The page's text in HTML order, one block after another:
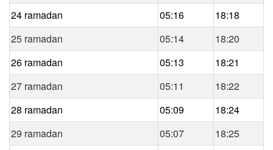
24 ramadan
05:16
18:18
25 ramadan
05:14
18:20
26 ramadan
05:13
18:21
27 ramadan
05:11
18:22
28 ramadan
05:09
18:24
29 ramadan
05:07
18:25